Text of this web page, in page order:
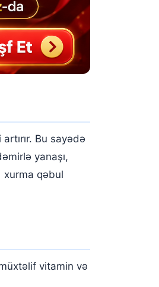
Bu sayədə
yanaşı,
xurma qəbul
vitamin və